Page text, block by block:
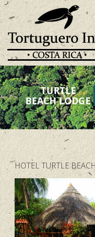
TURTLE
BEACH LODGE
HOTEL TURTLE